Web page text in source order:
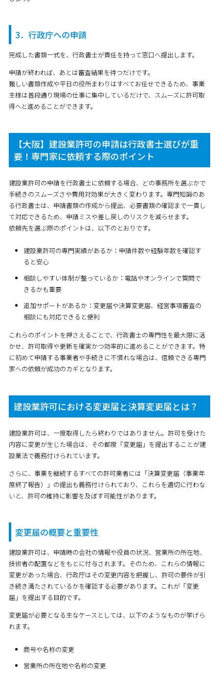
3．行政庁への申請
完成した書類一式を、行政書士が責任を持って窓口へ提出します。
申請が終われば、あとは審査結果を待つだけです。
難しい書類作成や平日の役所まわりはすべてお任せできるため、事業
主様は普段通り現場の仕事に集中しているだけで、スムーズに許可取
得へと進めることができます。
【大阪】建設業許可の申請は行政書士選びが重
要！専門家に依頼する際のポイント
建設業許可の申請を行政書士に依頼する場合、どの事務所を選ぶかで
手続きのスムーズさや費用対効果が大きく変わります。専門知識のあ
る行政書士は、申請書類の作成から提出、必要書類の確認まで一貫し
て対応できるため、申請ミスや差し戻しのリスクを減らせます。
依頼先を選ぶ際のポイントは、以下のとおりです。
建設業許可の専門実績があるか：申請件数や経験年数を確認す
ると安心
相談しやすい体制が整っているか：電話やオンラインで質問で
きるかも重要
追加サポートがあるか：変更届や決算変更届、経営事項審査の
相談にも対応できると便利
これらのポイントを押さえることで、行政書士の専門性を最大限に活
かせ、許可取得や更新を確実かつ効率的に進めることができます。特
に初めて申請する事業者や手続きに不慣れな場合は、信頼できる専門
家への依頼が成功のカギとなります。
建設業許可における変更届と決算変更届とは？
建設業許可は、一度取得したら終わりではありません。許可を受けた
内容に変更が生じた場合は、その都度「変更届」を提出することが建
設業法で義務付けられています。
さらに、事業を継続するすべての許可業者には「決算変更届（事業年
度終了報告）」の提出も義務付けられており、これらを適切に行わな
いと、許可の維持に影響を及ぼす可能性があります。
変更届の概要と重要性
建設業許可は、申請時の会社の情報や役員の状況、営業所の所在地、
技術者の配置などをもとに付与されます。そのため、これらの情報に
変更があった場合、行政庁はその変更内容を把握し、許可の要件が引
き続き満たされているかを確認する必要があります。これが「変更
届」を提出する目的です。
変更届が必要となる主なケースとしては、以下のようなものが挙げら
れます。
商号や名称の変更
営業所の所在地や名称の変更